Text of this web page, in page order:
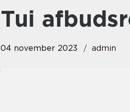
tui
04 november 2023 admin